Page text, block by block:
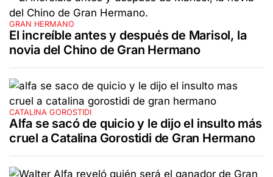
GRAN HERMANO
El increíble antes y después de Marisol, la
novia del Chino de Gran Hermano
CATALINA GOROSTIDI
Alfa se sacó de quicio y le dijo el insulto más
cruel a Catalina Gorostidi de Gran Hermano